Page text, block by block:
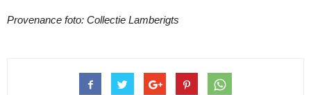
Provenance foto: Collectie Lamberigts